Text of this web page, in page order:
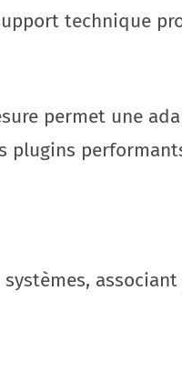
technique
permet une
plugins